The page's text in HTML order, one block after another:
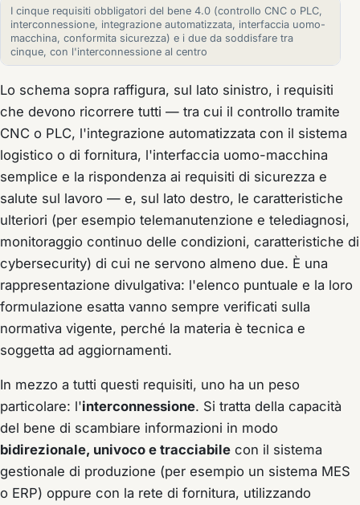
I cinque requisiti obbligatori del bene 4.0 (controllo CNC o PLC,
interconnessione, integrazione automatizzata, interfaccia uomo-
macchina, conformita sicurezza) e i due da soddisfare tra
cinque, con l'interconnessione al centro
Lo schema sopra raffigura, sul lato sinistro, i requisiti
che devono ricorrere tutti — tra cui il controllo tramite
CNC o PLC, l'integrazione automatizzata con il sistema
logistico o di fornitura, l'interfaccia uomo-macchina
semplice e la rispondenza ai requisiti di sicurezza e
salute sul lavoro — e, sul lato destro, le caratteristiche
ulteriori (per esempio telemanutenzione e telediagnosi,
monitoraggio continuo delle condizioni, caratteristiche di
cybersecurity) di cui ne servono almeno due. È una
rappresentazione divulgativa: l'elenco puntuale e la loro
formulazione esatta vanno sempre verificati sulla
normativa vigente, perché la materia è tecnica e
soggetta ad aggiornamenti.
In mezzo a tutti questi requisiti, uno ha un peso
particolare: l'interconnessione. Si tratta della capacità
del bene di scambiare informazioni in modo
bidirezionale, univoco e tracciabile con il sistema
gestionale di produzione (per esempio un sistema MES
o ERP) oppure con la rete di fornitura, utilizzando